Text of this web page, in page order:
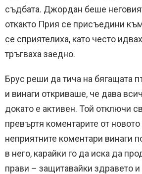
съдбата. Джордан беше
откакто Прия се присъедини
се сприятелиха, като често
тръгваха заедно.
Брус реши да тича на бягащата
и винаги откриваше, че дава
докато е активен. Той отключи
превъртя коментарите от
неприятните коментари винаги
в него, карайки го да иска да
прави – защитавайки здравето и